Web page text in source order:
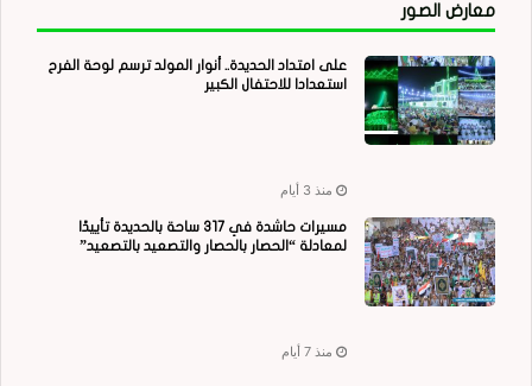
معارض الصور
على امتداد الحديدة.. أنوار المولد ترسم لوحة الفرح
استعدادا للاحتفال الكبير
منذ 3 أيام
مسيرات حاشدة في 317 ساحة بالحديدة تأييدًا
لمعادلة “الحصار بالحصار والتصعيد بالتصعيد”
منذ 7 أيام